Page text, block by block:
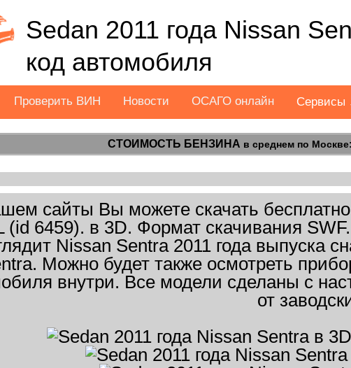
Sedan 2011 года Nissan
код автомобиля
Проверить ВИН Новости ОСАГО онлайн Сервисы
СТОИМОСТЬ БЕНЗИНА в среднем по
сайты Вы можете скачать
(id 6459). в 3D. Формат скачивания
Nissan Sentra 2011 года выпуска
Можно будет также осмотреть
внутри. Все модели сделаны с
от